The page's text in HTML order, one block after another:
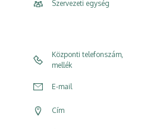
Szervezeti egység
Központi telefonszám,
mellék
E-mail
Cím